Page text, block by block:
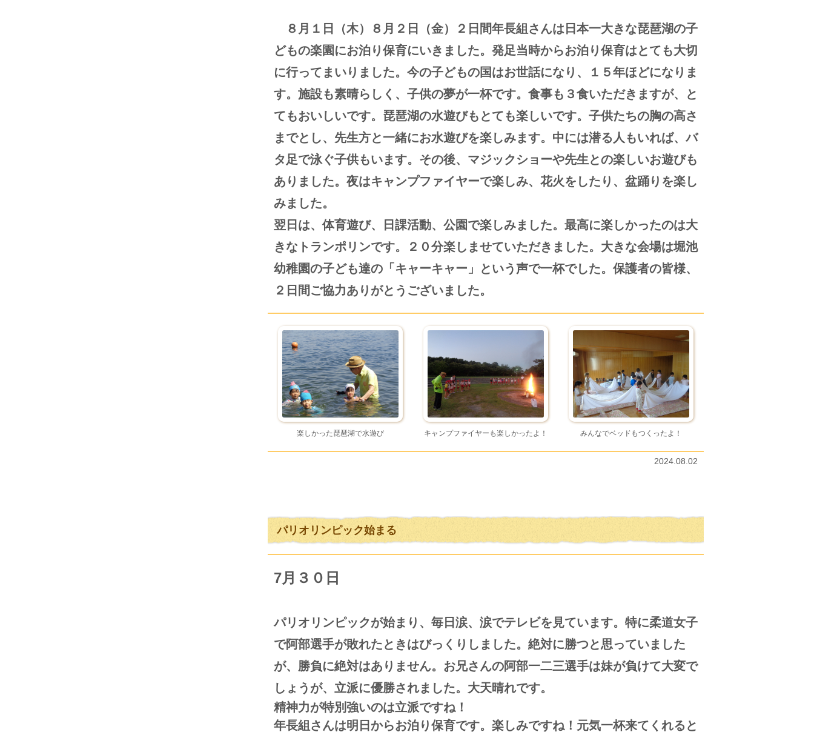
８月１日（木）８月２日（金）２日間年長組さんは日本一大きな琵琶湖の子
どもの楽園にお泊り保育にいきました。発足当時からお泊り保育はとても大切
に行ってまいりました。今の子どもの国はお世話になり、１５年ほどになりま
す。施設も素晴らしく、子供の夢が一杯です。食事も３食いただきますが、と
てもおいしいです。琵琶湖の水遊びもとても楽しいです。子供たちの胸の高さ
までとし、先生方と一緒にお水遊びを楽しみます。中には潜る人もいれば、バ
タ足で泳ぐ子供もいます。その後、マジックショーや先生との楽しいお遊びも
ありました。夜はキャンプファイヤーで楽しみ、花火をしたり、盆踊りを楽し
みました。
翌日は、体育遊び、日課活動、公園で楽しみました。最高に楽しかったのは大
きなトランポリンです。２０分楽しませていただきました。大きな会場は堀池
幼稚園の子ども達の「キャーキャー」という声で一杯でした。保護者の皆様、
２日間ご協力ありがとうございました。
楽しかった琵琶湖で水遊び キャンプファイヤーも楽しかったよ！ みんなでベッドもつくったよ！
2024.08.02
パリオリンピック始まる
7月３０日
パリオリンピックが始まり、毎日涙、涙でテレビを見ています。特に柔道女子
で阿部選手が敗れたときはびっくりしました。絶対に勝つと思っていました
が、 勝負に絶対はありません。お兄さんの阿部一二三選手は妹が負けて大変で
しょうが、立派に優勝されました。大天晴れです。
精神力が特別強いのは立派ですね！
年長組さんは明日からお泊り保育です。楽しみですね！元気一杯来てくれると